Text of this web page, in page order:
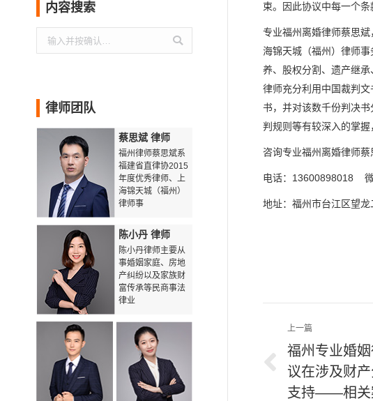
束。因此协议中每一个
专业福州离婚律师蔡思
海锦天城（福州）律师
养、股权分割、遗产继
律师充分利用中国裁判
书，并对该数千份判决
判规则等有较深入的掌握
咨询专业福州离婚律师蔡
电话：13600898018
地址：福州市台江区望
章
导
上一篇
上
一
福州专业婚
议在涉及财
支持——相关
内容搜索
索：
律师团队
蔡思斌 律师
福州律师蔡思斌系
福建省直律协2015
年度优秀律师、上
海锦天城（福州）
律师事
陈小丹 律师
陈小丹律师主要从
事婚姻家庭、房地
产纠纷以及家族财
富传承等民商事法
律业